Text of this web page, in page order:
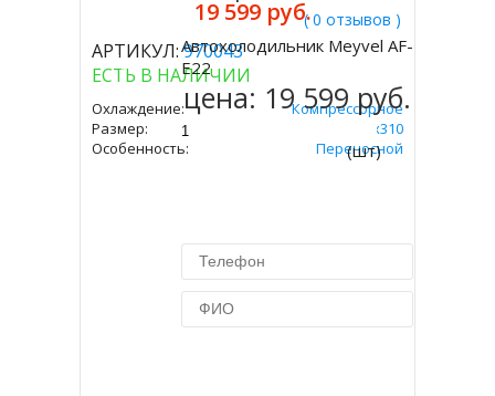
( 0 отзывов )
АРТИКУЛ:970043
ЕСТЬ В НАЛИЧИИ
Охлаждение:
Компрессорное
Размер:
335х590х310
Особенность:
Переносной
19 599 руб.
Купить
Автохолодильник Meyvel AF-
E22
цена: 19 599 руб.
(шт)